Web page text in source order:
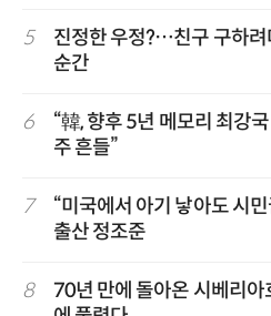
5
진정한 우정?…친구 구하려
순간
6
“韓, 향후 5년 메모리 최강
주 흔들”
7
“미국에서 아기 낳아도 시
출산 정조준
8
70년 만에 돌아온 시베리